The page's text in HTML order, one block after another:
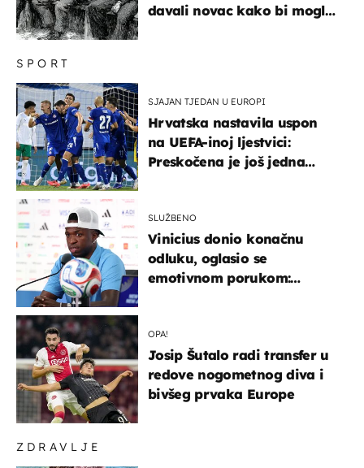
ZDRAVLJE
SPORT
SJAJAN TJEDAN U EUROPI
Hrvatska nastavila uspon
na UEFA-inoj ljestvici:
Preskočena je još jedna
SLUŽBENO
Vinicius donio konačnu
odluku, oglasio se
emotivnom porukom:
OPA!
Josip Šutalo radi transfer u
redove nogometnog diva i
bivšeg prvaka Europe
davali novac kako bi mogli